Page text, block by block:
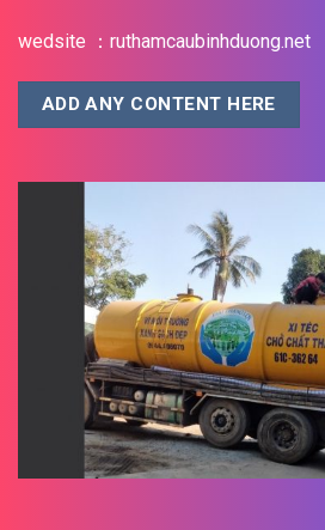
wedsite ：ruthamcaubinhduong.net
ADD ANY CONTENT HERE